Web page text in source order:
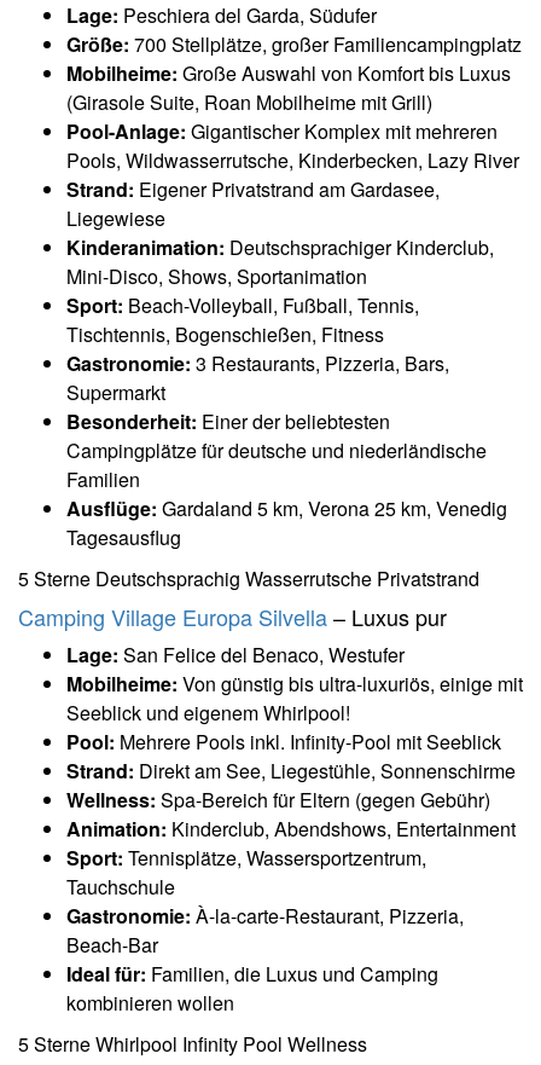
Lage: Peschiera del Garda, Südufer
Größe: 700 Stellplätze, großer Familiencampingplatz
Mobilheime: Große Auswahl von Komfort bis Luxus
(Girasole Suite, Roan Mobilheime mit Grill)
Pool-Anlage: Gigantischer Komplex mit mehreren
Pools, Wildwasserrutsche, Kinderbecken, Lazy River
Strand: Eigener Privatstrand am Gardasee,
Liegewiese
Kinderanimation: Deutschsprachiger Kinderclub,
Mini-Disco, Shows, Sportanimation
Sport: Beach-Volleyball, Fußball, Tennis,
Tischtennis, Bogenschießen, Fitness
Gastronomie: 3 Restaurants, Pizzeria, Bars,
Supermarkt
Besonderheit: Einer der beliebtesten
Campingplätze für deutsche und niederländische
Familien
Ausflüge: Gardaland 5 km, Verona 25 km, Venedig
Tagesausflug
5 Sterne Deutschsprachig Wasserrutsche Privatstrand
Camping Village Europa Silvella– Luxus pur
Lage: San Felice del Benaco, Westufer
Mobilheime: Von günstig bis ultra-luxuriös, einige mit
Seeblick und eigenem Whirlpool!
Pool: Mehrere Pools inkl. Infinity-Pool mit Seeblick
Strand: Direkt am See, Liegestühle, Sonnenschirme
Wellness: Spa-Bereich für Eltern (gegen Gebühr)
Animation: Kinderclub, Abendshows, Entertainment
Sport: Tennisplätze, Wassersportzentrum,
Tauchschule
Gastronomie: À-la-carte-Restaurant, Pizzeria,
Beach-Bar
Ideal für: Familien, die Luxus und Camping
kombinieren wollen
5 SterneWhirlpool Infinity Pool Wellness